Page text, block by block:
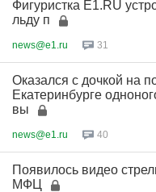
Фигуристка E1.RU
льду п
news@e1.ru 31
Оказался с дочкой на
Екатеринбурге
вы
news@e1.ru 40
Появилось видео
МФЦ